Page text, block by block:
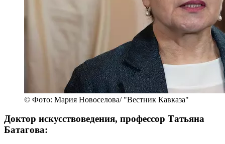
© Фото: Мария Новоселова/ "Вестник Кавказа"
Доктор искусствоведения, профессор Татьяна
Батагова: